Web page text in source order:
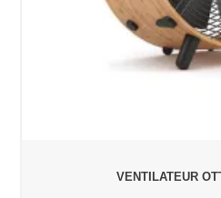
VENTILATEUR